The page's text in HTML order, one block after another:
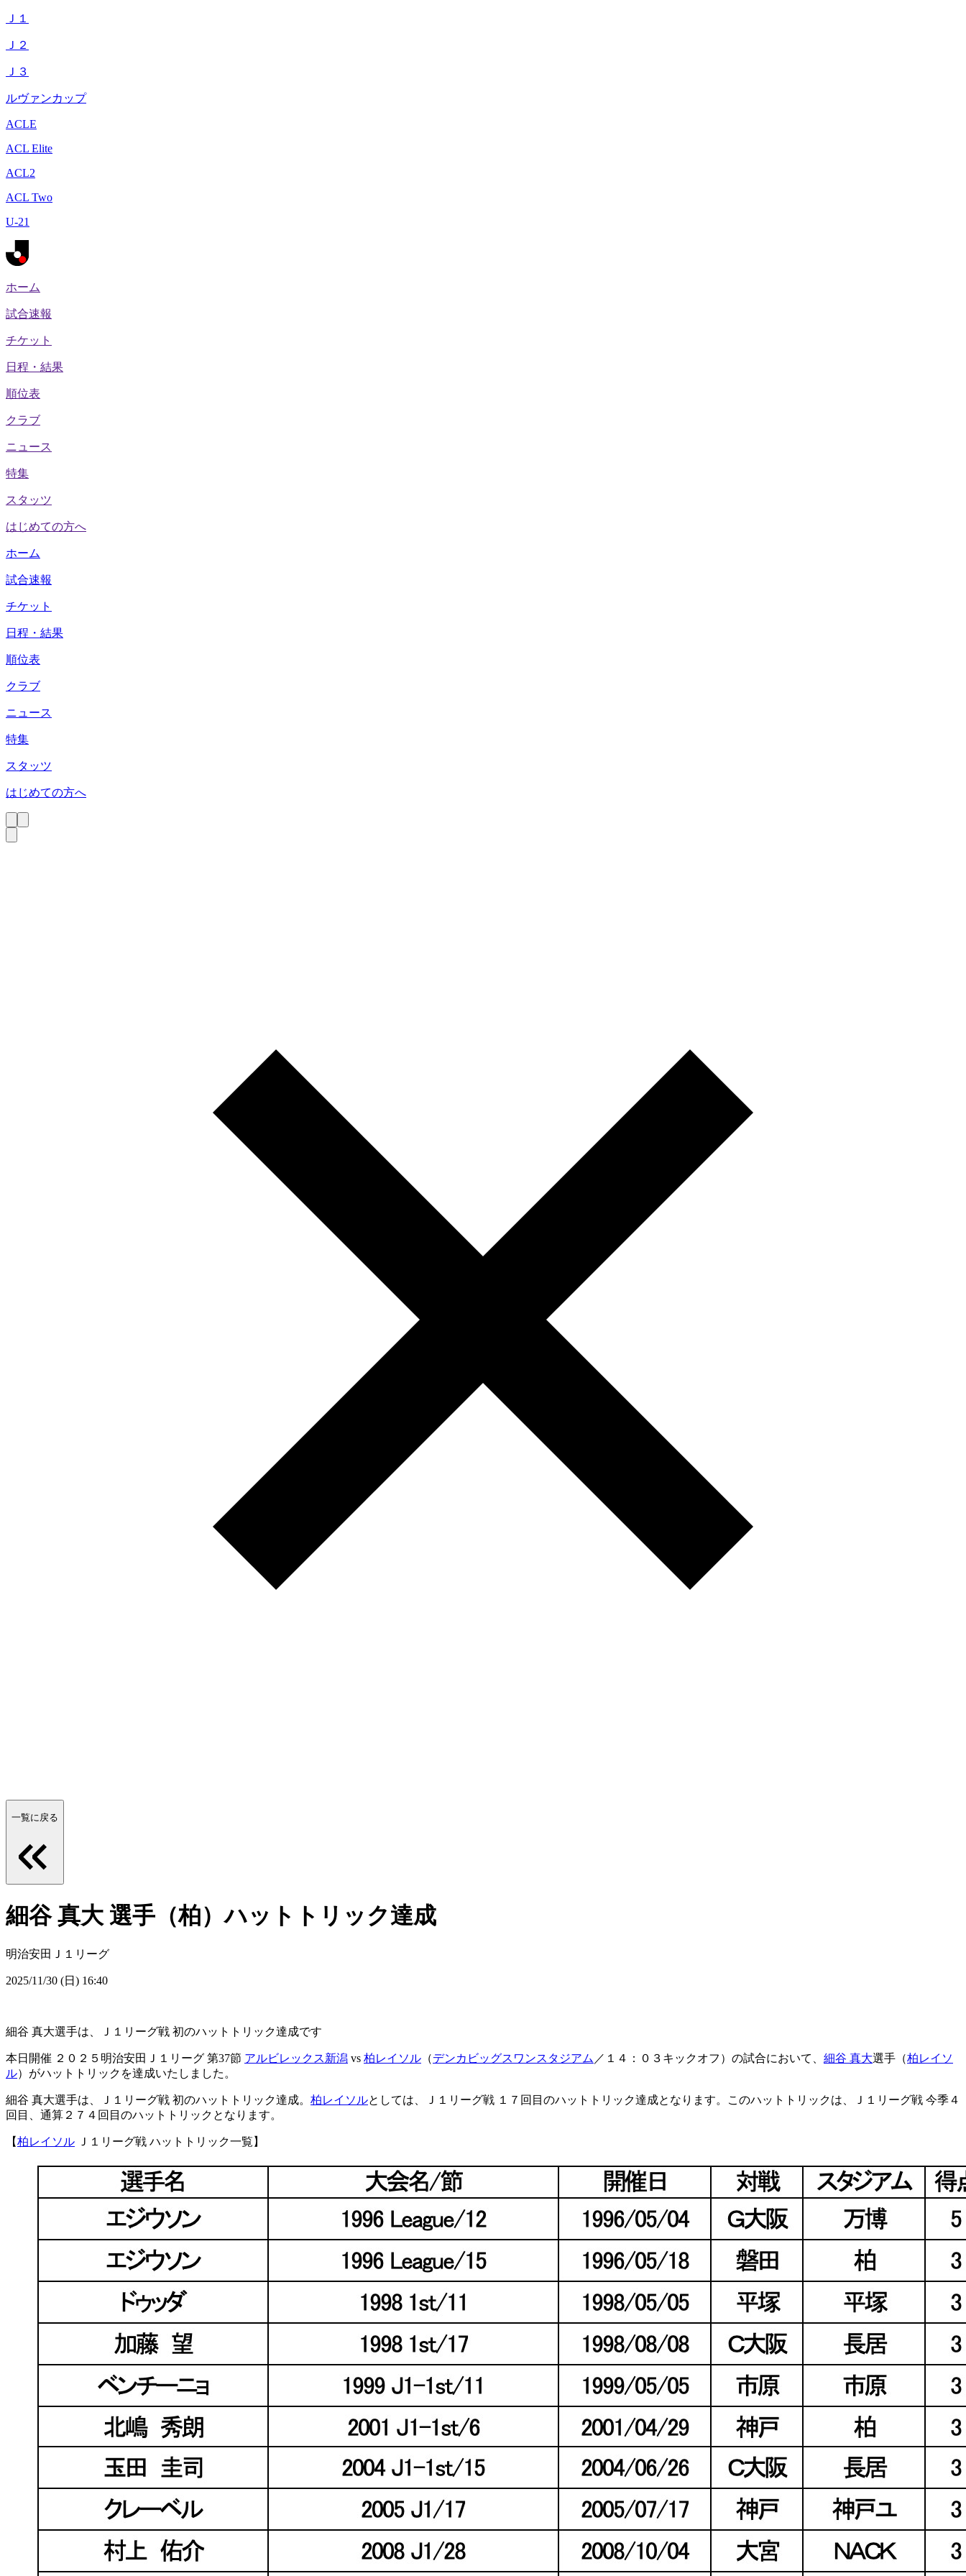
Ｊ１
Ｊ２
Ｊ３
ルヴァンカップ
ACLE
ACL Elite
ACL2
ACL Two
U-21
ホーム
試合速報
チケット
日程・結果
順位表
クラブ
ニュース
特集
スタッツ
はじめての方へ
ホーム
試合速報
チケット
日程・結果
順位表
クラブ
ニュース
特集
スタッツ
はじめての方へ
一覧に戻る
細谷 真大 選手（柏）ハットトリック達成
明治安田Ｊ１リーグ
2025/11/30 (日) 16:40
細谷 真大選手は、Ｊ１リーグ戦 初のハットトリック達成です
本日開催 ２０２５明治安田Ｊ１リーグ 第37節 アルビレックス新潟 vs 柏レイソル （デンカビッグスワンスタジアム ／１４：０３キックオフ）の試合において、 細谷 真大選手（柏レイソ
ル）がハットトリックを達成いたしました。
細谷 真大選手は、Ｊ１リーグ戦 初のハットトリック達成。 柏レイソルとしては、Ｊ１リーグ戦 １７回目のハットトリック達成となります。このハットトリックは、Ｊ１リーグ戦 今季４
回目、通算２７４回目のハットトリックとなります。
【柏レイソル Ｊ１リーグ戦 ハットトリック一覧】